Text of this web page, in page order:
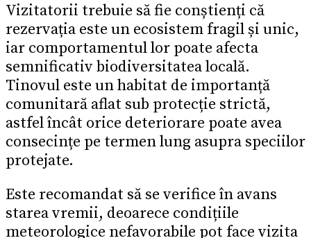
Vizitatorii trebuie să fie conștienți că
rezervația este un ecosistem fragil și unic,
iar comportamentul lor poate afecta
semnificativ biodiversitatea locală.
Tinovul este un habitat de importanță
comunitară aflat sub protecție strictă,
astfel încât orice deteriorare poate avea
consecințe pe termen lung asupra speciilor
protejate.
Este recomandat să se verifice în avans
starea vremii, deoarece condițiile
meteorologice nefavorabile pot face vizita